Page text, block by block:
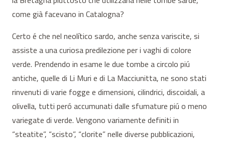
come già facevano in Catalogna?
Certo é che nel neolítico sardo, anche senza variscite, si
assiste a una curiosa predilezione per i vaghi di colore
verde. Prendendo in esame le due tombe a circolo piú
antiche, quelle di Li Muri e di La Macciunitta, ne sono stati
rinvenuti di varie fogge e dimensioni, cilindrici, discoidali, a
olivella, tutti peró accumunati dalle sfumature piú o meno
variegate di verde. Vengono variamente definiti in
“steatite”, “scisto”, “clorite” nelle diverse pubblicazioni,